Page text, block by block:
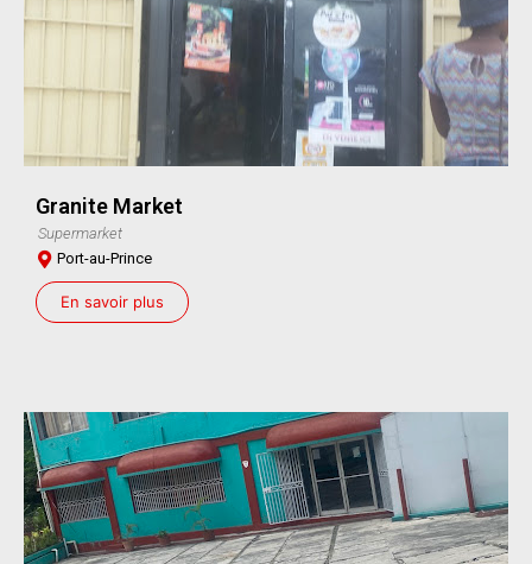
Granite Market
Supermarket
Port-au-Prince
En savoir plus